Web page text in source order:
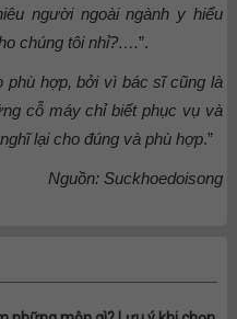
người ngoài ngành y hiểu
chúng tôi nhỉ?….”.
phù hợp, bởi vì bác sĩ cũng là
cỗ máy chỉ biết phục vụ và
lại cho đúng và phù hợp.”
Nguồn: Suckhoedoisong